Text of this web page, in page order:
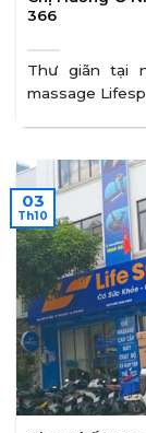
366
Thư giãn tại
massage
03
Th10